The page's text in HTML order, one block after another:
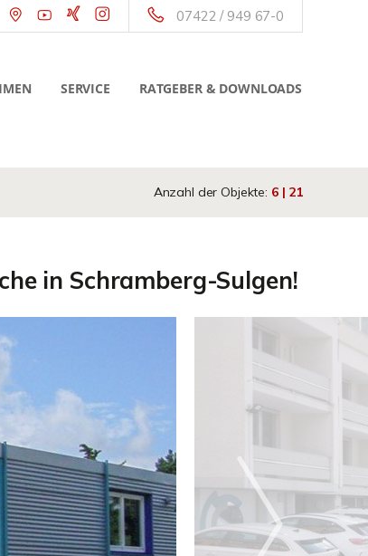
07422 / 949 67-0
SERVICE RATGEBER & DOWNLOADS
Anzahl der Objekte: 6 | 21
in Schramberg-Sulgen!